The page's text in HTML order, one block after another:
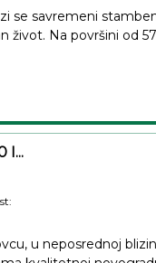
se savremeni
život. Na površini od
I...
u neposrednoj